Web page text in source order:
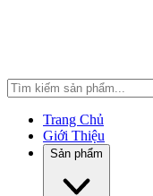
Trang Chủ
Giới Thiệu
Sản phẩm